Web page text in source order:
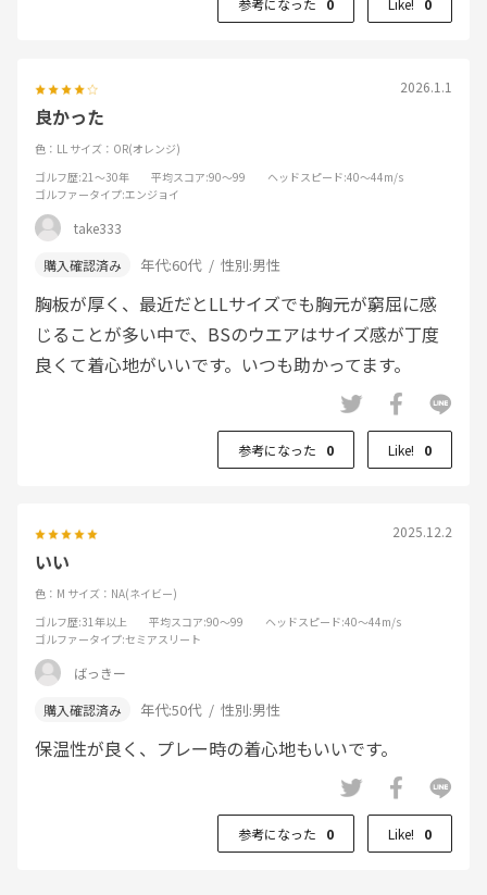
参考になった 0 Like! 0
2026.1.1
良かった
色：LL サイズ：OR(オレンジ)
ゴルフ歴:21～30年 平均スコア:90～99 ヘッドスピード:40～44m/s
ゴルファータイプ:エンジョイ
take333
年代:60代 性別:男性
胸板が厚く、最近だとLLサイズでも胸元が窮屈に感
じることが多い中で、BSのウエアはサイズ感が丁度
良くて着心地がいいです。いつも助かってます。
参考になった 0 Like! 0
2025.12.2
いい
色：M サイズ：NA(ネイビー)
ゴルフ歴:31年以上 平均スコア:90～99 ヘッドスピード:40～44m/s
ゴルファータイプ:セミアスリート
ばっきー
年代:50代 性別:男性
保温性が良く、プレー時の着心地もいいです。
参考になった 0 Like! 0